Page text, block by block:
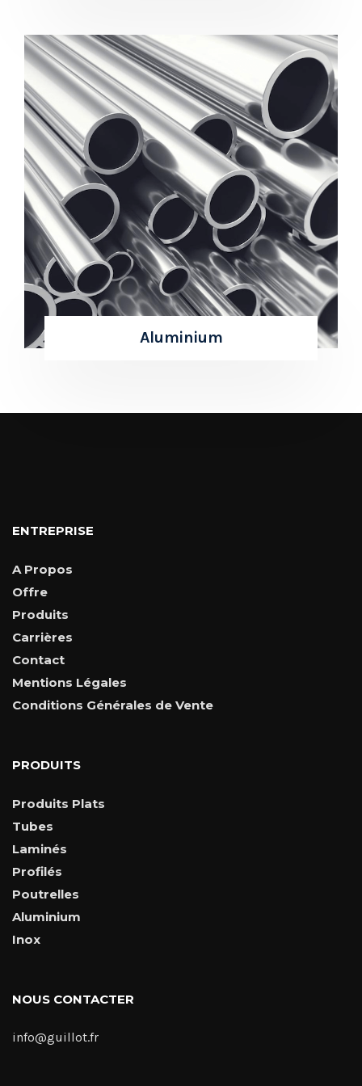
Aluminium
ENTREPRISE
A Propos
Offre
Produits
Carrières
Contact
Mentions Légales
Conditions Générales de Vente
PRODUITS
Produits Plats
Tubes
Laminés
Profilés
Poutrelles
Aluminium
Inox
NOUS CONTACTER
info@guillot.fr